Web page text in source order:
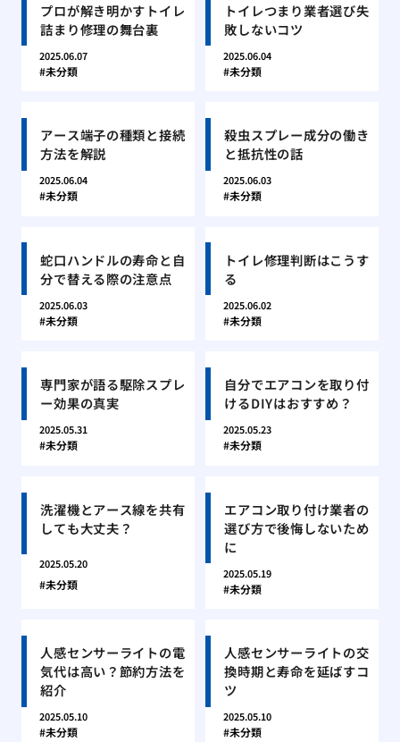
プロが解き明かすトイレ
詰まり修理の舞台裏
2025.06.07
未分類
トイレつまり業者選び失
敗しないコツ
2025.06.04
未分類
アース端子の種類と接続
方法を解説
2025.06.04
未分類
殺虫スプレー成分の働き
と抵抗性の話
2025.06.03
未分類
蛇口ハンドルの寿命と自
分で替える際の注意点
2025.06.03
未分類
トイレ修理判断はこうす
る
2025.06.02
未分類
専門家が語る駆除スプレ
ー効果の真実
2025.05.31
未分類
自分でエアコンを取り付
けるDIYはおすすめ？
2025.05.23
未分類
洗濯機とアース線を共有
しても大丈夫？
2025.05.20
未分類
エアコン取り付け業者の
選び方で後悔しないため
に
2025.05.19
未分類
人感センサーライトの電
気代は高い？節約方法を
紹介
2025.05.10
未分類
人感センサーライトの交
換時期と寿命を延ばすコ
ツ
2025.05.10
未分類